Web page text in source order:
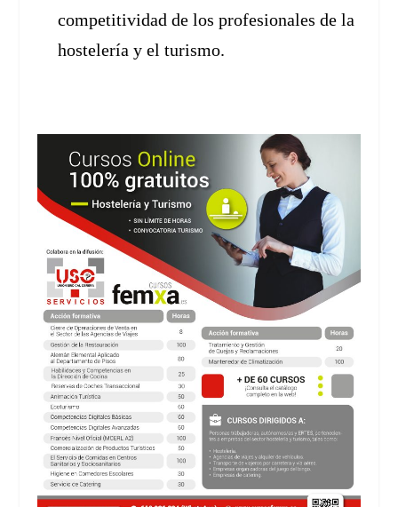
competitividad de los profesionales de la
hostelería y el turismo.